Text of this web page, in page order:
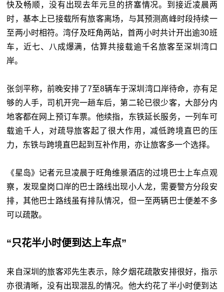
快及畅顺，没有出现去年元旦的挤塞情况。到接近凌晨两
时，基本上已接载所有旅客离场，与其预测高峰时段持续一
至两小时相符。湾仔及旺角两站，首两小时共计开出逾30班
车，近七、八成爆满，估算共接载逾千名旅客至深圳湾口
岸。
张剑平称，前晚安排了7至8辆车于深圳湾口岸待命，亦有足
够的人手，司机开完一趟车后，第二轮已很少客，大部分内
地客都在网上预订车票。他续指，东铁延长服务，一列车可
载逾千人，对疏导旅客起了很大作用，减低跨境直巴的压
力，东铁与跨境直巴起到互补作用，亦让旅客多一个选择。
《星岛》记者元旦凌晨于旺角维景酒店的过境巴士上车点观
察，发现皇岗口岸的巴士路线出现小人龙，需要警方分段安
排，其他巴士路线虽有排队情况，但一至两辆巴士便差不多
可以疏散。
“只花半小时便到达上车点”
来自深圳的旅客邓先生表示，除夕烟花疏散安排很好，指示
亦很清晰，没有出现混乱的情况。他大约花了半小时便到达